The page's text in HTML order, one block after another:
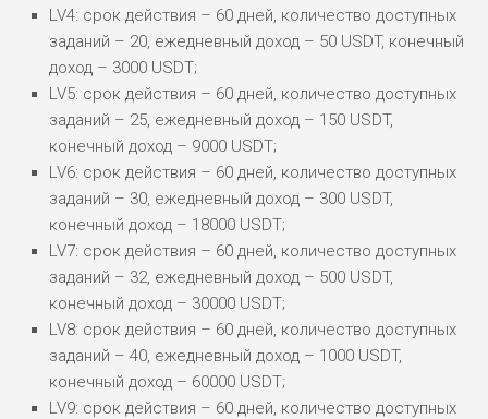
LV4: срок действия – 60 дней, количество доступных
заданий – 20, ежедневный доход – 50 USDT, конечный
доход – 3000 USDT;
LV5: срок действия – 60 дней, количество доступных
заданий – 25, ежедневный доход – 150 USDT,
конечный доход – 9000 USDT;
LV6: срок действия – 60 дней, количество доступных
заданий – 30, ежедневный доход – 300 USDT,
конечный доход – 18000 USDT;
LV7: срок действия – 60 дней, количество доступных
заданий – 32, ежедневный доход – 500 USDT,
конечный доход – 30000 USDT;
LV8: срок действия – 60 дней, количество доступных
заданий – 40, ежедневный доход – 1000 USDT,
конечный доход – 60000 USDT;
LV9: срок действия – 60 дней, количество доступных